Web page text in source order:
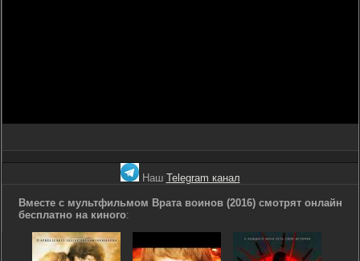
Наш Telegram канал
Вместе с мультфильмом Врата воинов (2016) смотрят онлайн
бесплатно на киного: